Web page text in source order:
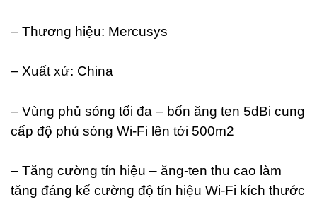
– Thương hiệu: Mercusys
– Xuất xứ: China
– Vùng phủ sóng tối đa – bốn ăng ten 5dBi cung
cấp độ phủ sóng Wi-Fi lên tới 500m2
– Tăng cường tín hiệu – ăng-ten thu cao làm
tăng đáng kể cường độ tín hiệu Wi-Fi kích thước